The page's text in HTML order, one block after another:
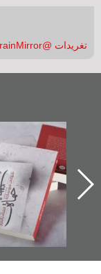
تغريدات @BahrainMirror
"حماة الباب
الإصدار الأول
اعتصام الدراز
وأحداث ساحة
الفداء لمركز
للدراسات